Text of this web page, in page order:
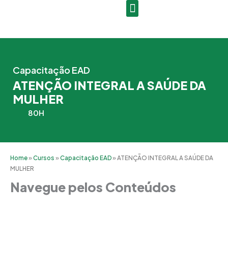
Capacitação EAD
ATENÇÃO INTEGRAL A SAÚDE DA
MULHER
80H
Home»Cursos »Capacitação EAD»ATENÇÃO INTEGRAL A SAÚDE DA
MULHER
Navegue pelos Conteúdos